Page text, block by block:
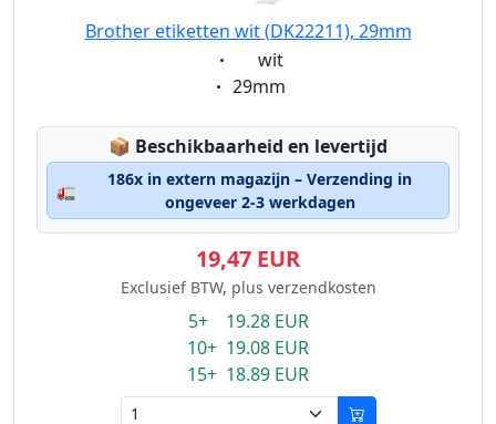
Brother etiketten wit (DK22211), 29mm
Eigenschaft:
wit
Eigenschaft:
29mm
📦 Lagerstatus:
Beschikbaarheid en levertijd
🚛
186x in extern magazijn – Verzending in
ongeveer 2-3 werkdagen
19,47 EUR
Exclusief BTW, plus verzendkosten
5+ 19.28 EUR
10+ 19.08 EUR
15+ 18.89 EUR